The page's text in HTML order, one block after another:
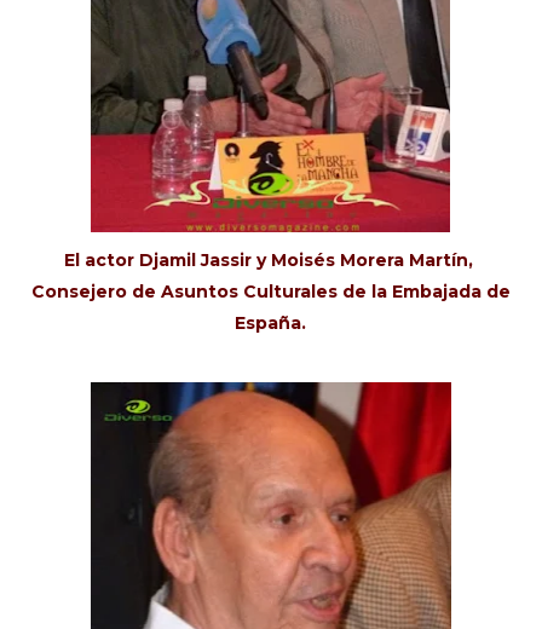
El actor Djamil Jassir y Moisés Morera Martín,
Consejero de Asuntos Culturales de la Embajada de
España.